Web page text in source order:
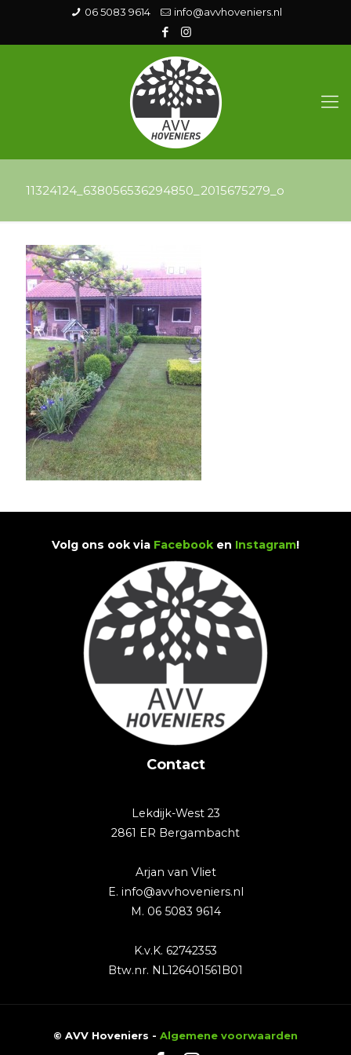
06 5083 9614 info@avvhoveniers.nl
11324124_638056536294850_2015675279_o
Volg ons ook via Facebooken Instagram!
Contact
Lekdijk-West 23
2861 ER Bergambacht
Arjan van Vliet
E. info@avvhoveniers.nl
M. 06 5083 9614
K.v.K. 62742353
Btw.nr. NL126401561B01
© AVV Hoveniers - Algemene voorwaarden